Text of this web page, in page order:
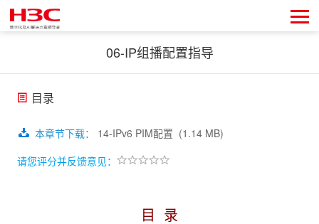
06-IP组播配置指导
目录
本章节下载： 14-IPv6 PIM配置 (1.14 MB)
请您评分并反馈意见：
目 录